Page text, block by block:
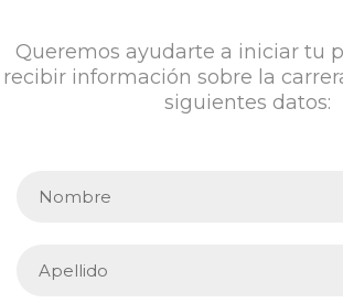
Queremos ayudarte a iniciar tu
recibir información sobre la
siguientes datos: